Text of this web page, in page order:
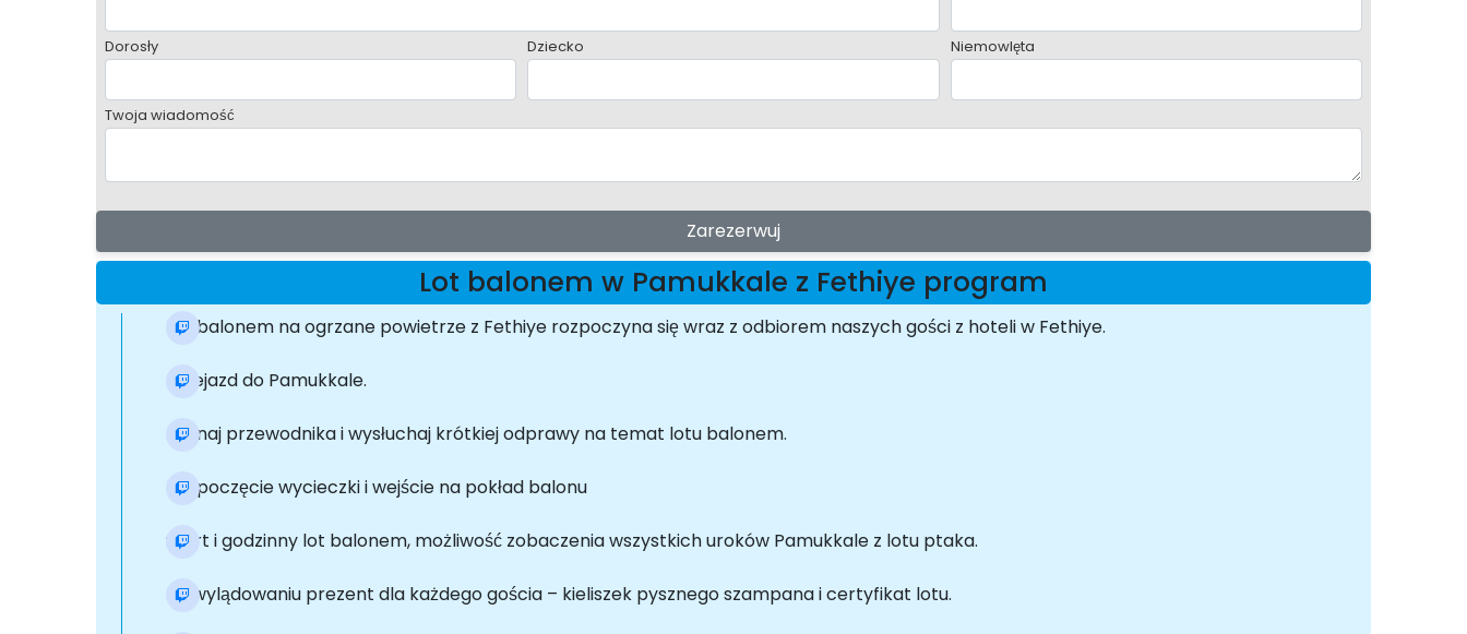
Dorosły Dziecko Niemowlęta
Twoja wiadomość
Zarezerwuj
Lot balonem w Pamukkale z Fethiye program
Lot balonem na ogrzane powietrze z Fethiye rozpoczyna się wraz z odbiorem naszych gości z hoteli w Fethiye.
Przejazd do Pamukkale.
Poznaj przewodnika i wysłuchaj krótkiej odprawy na temat lotu balonem.
Rozpoczęcie wycieczki i wejście na pokład balonu
Start i godzinny lot balonem, możliwość zobaczenia wszystkich uroków Pamukkale z lotu ptaka.
Po wylądowaniu prezent dla każdego gościa – kieliszek pysznego szampana i certyfikat lotu.